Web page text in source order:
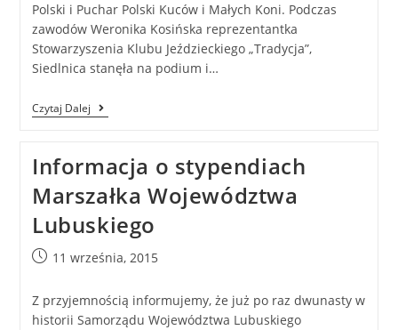
Polski i Puchar Polski Kuców i Małych Koni. Podczas
zawodów Weronika Kosińska reprezentantka
Stowarzyszenia Klubu Jeździeckiego „Tradycja”,
Siedlnica stanęła na podium i…
Czytaj Dalej
Informacja o stypendiach
Marszałka Województwa
Lubuskiego
11 września, 2015
Z przyjemnością informujemy, że już po raz dwunasty w
historii Samorządu Województwa Lubuskiego